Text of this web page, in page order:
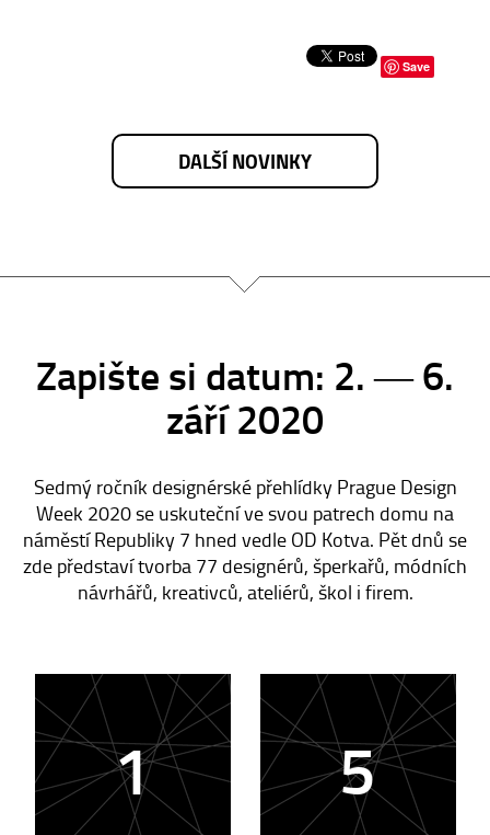
Save
DALŠÍ NOVINKY
Zapište si datum: 2. ― 6.
září 2020
Sedmý ročník designérské přehlídky Prague Design
Week 2020 se uskuteční ve svou patrech domu na
náměstí Republiky 7 hned vedle OD Kotva. Pět dnů se
zde představí tvorba 77 designérů, šperkařů, módních
návrhářů, kreativců, ateliérů, škol i firem.
1 5